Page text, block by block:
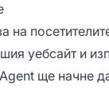
на
уебсайт и
ще начне